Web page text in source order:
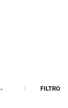
FILTRO